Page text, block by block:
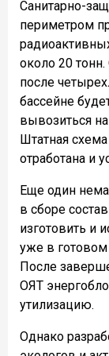
Санитарно-
периметром
около 20
после
бассейне
вывозиться
Штатная
отработана и
Еще один
в сборе
изготовить и
уже в готовом
После
ОЯТ
утилизацию.
Однако